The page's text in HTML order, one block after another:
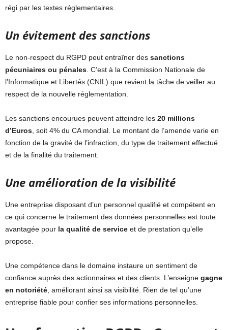
régi par les textes réglementaires.
Un évitement des sanctions
Le non-respect du RGPD peut entraîner des sanctions
pécuniaires ou pénales. C’est à la Commission Nationale de
l’Informatique et Libertés (CNIL) que revient la tâche de veiller au
respect de la nouvelle réglementation.
Les sanctions encourues peuvent atteindre les 20 millions
d’Euros, soit 4% du CA mondial. Le montant de l’amende varie en
fonction de la gravité de l’infraction, du type de traitement effectué
et de la finalité du traitement.
Une amélioration de la visibilité
Une entreprise disposant d’un personnel qualifié et compétent en
ce qui concerne le traitement des données personnelles est toute
avantagée pour la qualité de service et de prestation qu’elle
propose.
Une compétence dans le domaine instaure un sentiment de
confiance auprès des actionnaires et des clients. L’enseigne gagne
en notoriété, améliorant ainsi sa visibilité. Rien de tel qu’une
entreprise fiable pour confier ses informations personnelles.